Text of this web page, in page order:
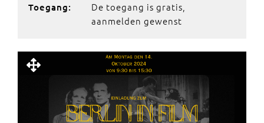
Toegang:
De toegang is gratis,
aanmelden gewenst